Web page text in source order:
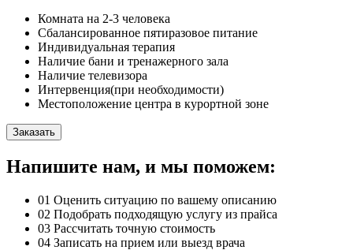
Комната на 2-3 человека
Сбалансированное пятиразовое питание
Индивидуальная терапия
Наличие бани и тренажерного зала
Наличие телевизора
Интервенция(при необходимости)
Местоположение центра в курортной зоне
Заказать
Напишите нам, и мы поможем:
01 Оценить ситуацию по вашему описанию
02 Подобрать подходящую услугу из прайса
03 Рассчитать точную стоимость
04 Записать на прием или выезд врача